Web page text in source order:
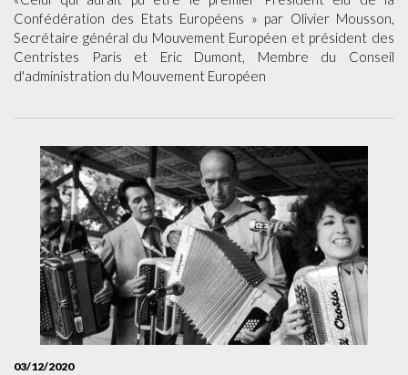
Confédération des Etats Européens » par Olivier Mousson,
Secrétaire général du Mouvement Européen et président des
Centristes Paris et Eric Dumont, Membre du Conseil
d'administration du Mouvement Européen
03/12/2020